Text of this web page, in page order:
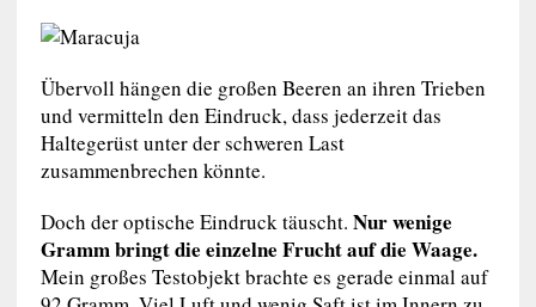
Übervoll hängen die großen Beeren an ihren Trieben
und vermitteln den Eindruck, dass jederzeit das
Haltegerüst unter der schweren Last
zusammenbrechen könnte.
Doch der optische Eindruck täuscht. Nur wenige
Gramm bringt die einzelne Frucht auf die Waage.
Mein großes Testobjekt brachte es gerade einmal auf